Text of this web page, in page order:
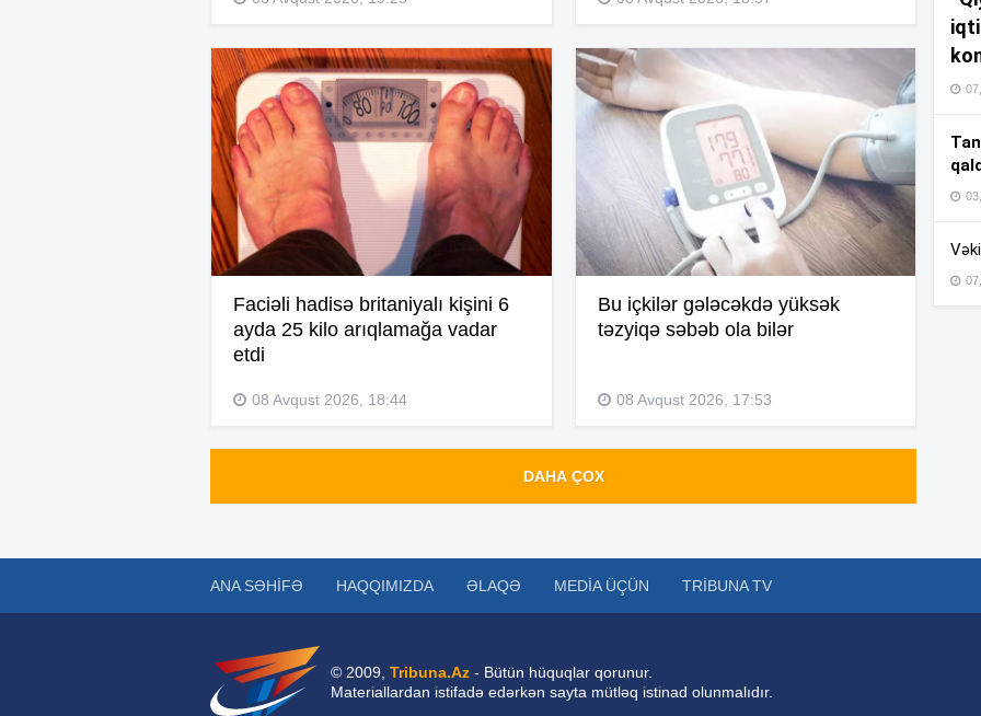
Faciəli hadisə britaniyalı kişini 6
ayda 25 kilo arıqlamağa vadar
etdi
08 Avqust 2026, 18:44
Bu içkilər gələcəkdə yüksək
təzyiqə səbəb ola bilər
08 Avqust 2026, 17:53
DAHA ÇOX
ANA SƏHIFƏ HAQQIMIZDA ƏLAQƏ MEDIA ÜÇÜN TRIBUNA TV
© 2009, Tribuna.Az - Bütün hüquqlar qorunur.
Materiallardan istifadə edərkən sayta mütləq istinad olunmalıdır.